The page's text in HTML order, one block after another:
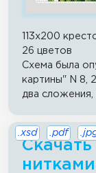
113x200
26 цветов
Схема была
картины" N 8,
два сложения,
.xsd .pdf